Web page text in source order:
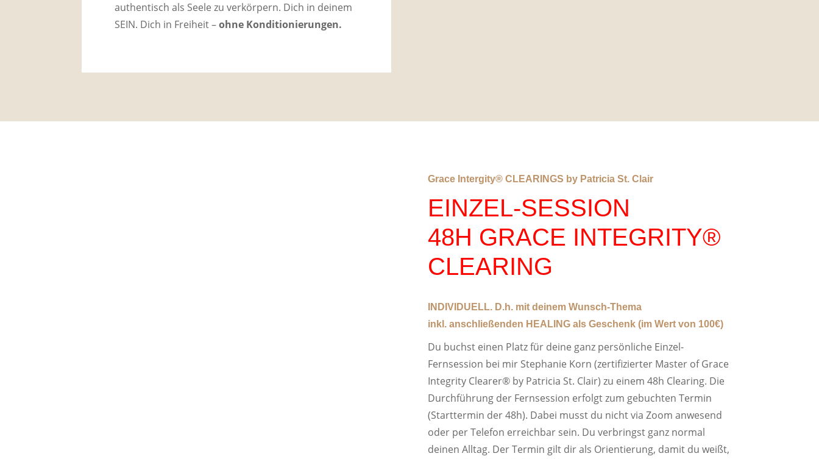
authentisch als Seele zu verkörpern. Dich in deinem
SEIN. Dich in Freiheit –ohne Konditionierungen.
Grace Intergity® CLEARINGS by Patricia St. Clair
EINZEL-SESSION
48H GRACE INTEGRITY®
CLEARING
INDIVIDUELL. D.h. mit deinem Wunsch-Thema
inkl. anschließenden HEALING als Geschenk (im Wert von 100€)
Du buchst einen Platz für deine ganz persönliche Einzel-
Fernsession bei mir Stephanie Korn (zertifizierter Master of Grace
Integrity Clearer® by Patricia St. Clair) zu einem 48h Clearing. Die
Durchführung der Fernsession erfolgt zum gebuchten Termin
(Starttermin der 48h). Dabei musst du nicht via Zoom anwesend
oder per Telefon erreichbar sein. Du verbringst ganz normal
deinen Alltag. Der Termin gilt dir als Orientierung, damit du weißt,